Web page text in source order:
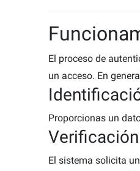
El proceso de
un acceso. En
Proporcionas un
El sistema solicita